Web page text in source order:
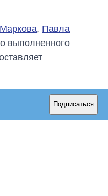
, Павла
выполненного
Подписаться
ударов по
область стали